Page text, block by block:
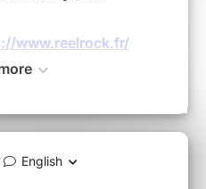
www.reelrock.fr/
originale et